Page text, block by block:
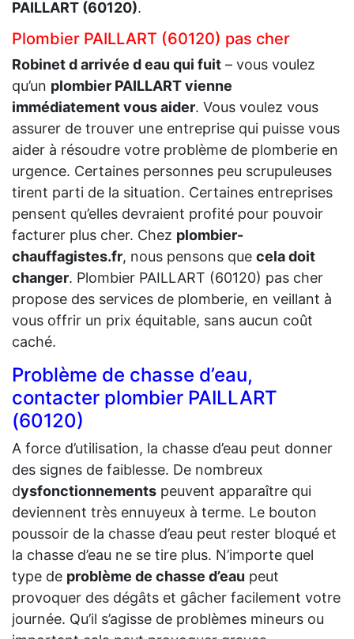
PAILLART (60120).
Plombier PAILLART (60120) pas cher
Robinet d arrivée d eau qui fuit – vous voulez
qu’un plombier PAILLART vienne
immédiatement vous aider. Vous voulez vous
assurer de trouver une entreprise qui puisse vous
aider à résoudre votre problème de plomberie en
urgence. Certaines personnes peu scrupuleuses
tirent parti de la situation. Certaines entreprises
pensent qu’elles devraient profité pour pouvoir
facturer plus cher. Chez plombier-
chauffagistes.fr, nous pensons que cela doit
changer. Plombier PAILLART (60120) pas cher
propose des services de plomberie, en veillant à
vous offrir un prix équitable, sans aucun coût
caché.
Problème de chasse d’eau,
contacter plombier PAILLART
(60120)
A force d’utilisation, la chasse d’eau peut donner
des signes de faiblesse. De nombreux
dysfonctionnements peuvent apparaître qui
deviennent très ennuyeux à terme. Le bouton
poussoir de la chasse d’eau peut rester bloqué et
la chasse d’eau ne se tire plus. N’importe quel
type de problème de chasse d’eau peut
provoquer des dégâts et gâcher facilement votre
journée. Qu’il s’agisse de problèmes mineurs ou